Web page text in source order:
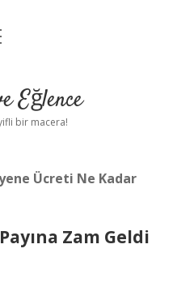
Eğlence
bir macera!
Ücreti Ne Kadar
Zam Geldi